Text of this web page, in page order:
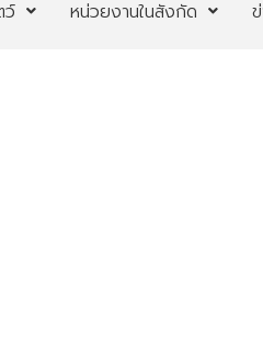
ว์ หน่วยงานในสังกัด